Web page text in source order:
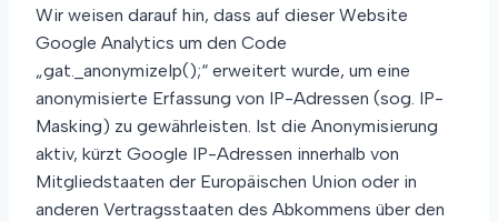
Wir weisen darauf hin, dass auf dieser Website
Google Analytics um den Code
„gat._anonymizeIp();“ erweitert wurde, um eine
anonymisierte Erfassung von IP-Adressen (sog. IP-
Masking) zu gewährleisten. Ist die Anonymisierung
aktiv, kürzt Google IP-Adressen innerhalb von
Mitgliedstaaten der Europäischen Union oder in
anderen Vertragsstaaten des Abkommens über den